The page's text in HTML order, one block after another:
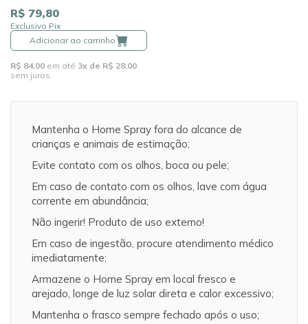
R$ 79,80
Exclusivo Pix
Adicionar ao carrinho
R$ 84,00 em até 3x de R$ 28,00
sem juros
Mantenha o Home Spray fora do alcance de
crianças e animais de estimação;
Evite contato com os olhos, boca ou pele;
Em caso de contato com os olhos, lave com água
corrente em abundância;
Não ingerir! Produto de uso externo!
Em caso de ingestão, procure atendimento médico
imediatamente;
Armazene o Home Spray em local fresco e
arejado, longe de luz solar direta e calor excessivo;
Mantenha o frasco sempre fechado após o uso;